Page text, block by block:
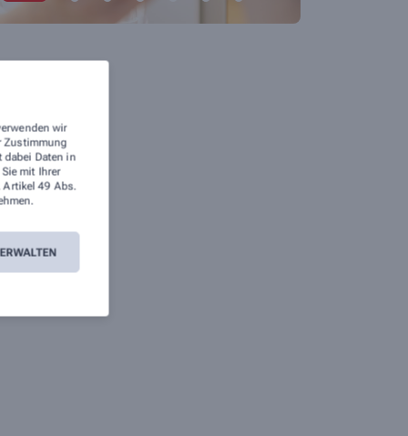
wir
Zustimmung
dabei Daten in
mit Ihrer
Artikel 49 Abs.